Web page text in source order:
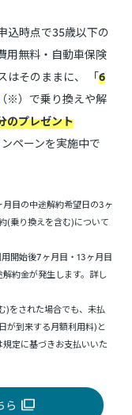
込時点で35歳以下の
用無料・自動車保険
はそのままに、 「6
（※）で乗り換えや解
のプレゼント
ペーンを実施中で
目の中途解約希望日の3ヶ
(乗り換えを含む)について
開始後7ヶ月目・13ヶ月目
約金が発生します。詳し
)をされた場合でも、未払
が到来する月額利用料)と
規定に基づきお支払いいた
ら